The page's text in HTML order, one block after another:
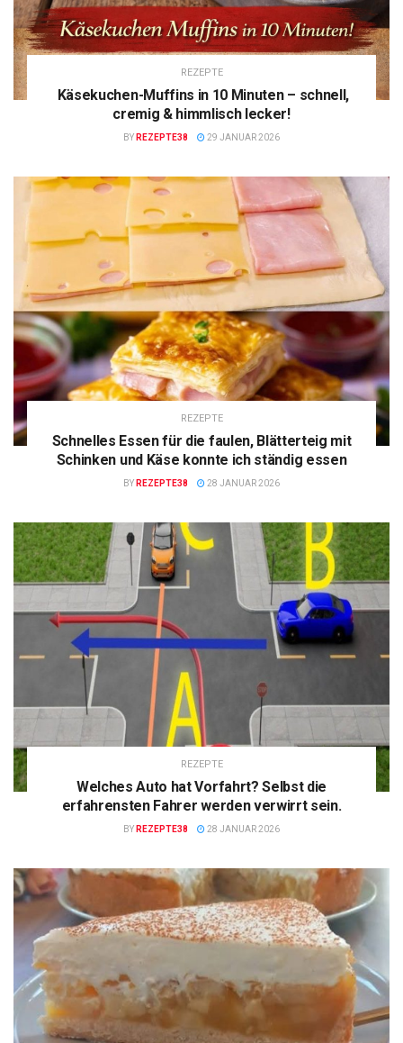
REZEPTE
Käsekuchen-Muffins in 10 Minuten – schnell,
cremig & himmlisch lecker!
BY REZEPTE38 29 JANUAR 2026
REZEPTE
Schnelles Essen für die faulen, Blätterteig mit
Schinken und Käse konnte ich ständig essen
BY REZEPTE38 28 JANUAR 2026
REZEPTE
Welches Auto hat Vorfahrt? Selbst die
erfahrensten Fahrer werden verwirrt sein.
BY REZEPTE38 28 JANUAR 2026